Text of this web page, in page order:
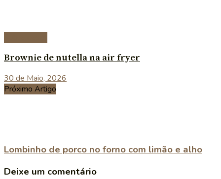
Brownie de nutella na air fryer
30 de Maio, 2026
Próximo Artigo
Lombinho de porco no forno com limão e alho
Deixe um comentário